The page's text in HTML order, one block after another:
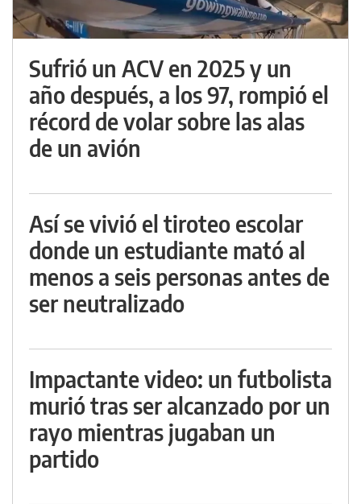
Sufrió un ACV en 2025 y un
año después, a los 97, rompió el
récord de volar sobre las alas
de un avión
Así se vivió el tiroteo escolar
donde un estudiante mató al
menos a seis personas antes de
ser neutralizado
Impactante video: un futbolista
murió tras ser alcanzado por un
rayo mientras jugaban un
partido